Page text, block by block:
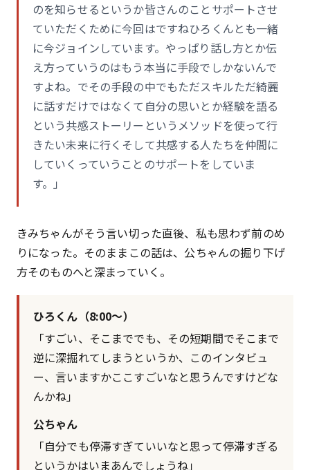
のを知らせるというか皆さんのことサポートさせ
ていただくために今回はですねひろくんとも一緒
に今ジョインしています。やっぱり話し方とか伝
え方っていうのはもう本当に手段でしかないんで
すよね。でその手段の中でもただスキルただ綺麗
に話すだけではなくて自分の思いとか経験を語る
という共感ストーリーというメソッドを使って行
きたい未来に行くそして共感する人たちを仲間に
していくっていうことのサポートをしていま
す。」
きみちゃんがそう言い切った直後、私も思わず前のめ
りになった。そのままこの話は、公ちゃんの掘り下げ
方そのものへと深まっていく。
ひろくん（8:00〜）
「すごい、そこまででも、その短期間でそこまで
逆に深掘れてしまうというか、このインタビュ
ー、言いますかここすごいなと思うんですけどな
んかね」
公ちゃん
「自分でも停滞すぎていいなと思って停滞すぎる
というかはいまあんでしょうね」